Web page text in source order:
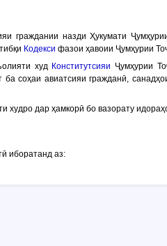
граждании назди Ҳукумати
Кодекси фазои ҳавоии Ҷумҳурии
худ Конститутсияи Ҷумҳурии
ба соҳаи авиатсияи гражданӣ,
худро дар ҳамкорӣ бо вазорату
иборатанд аз: